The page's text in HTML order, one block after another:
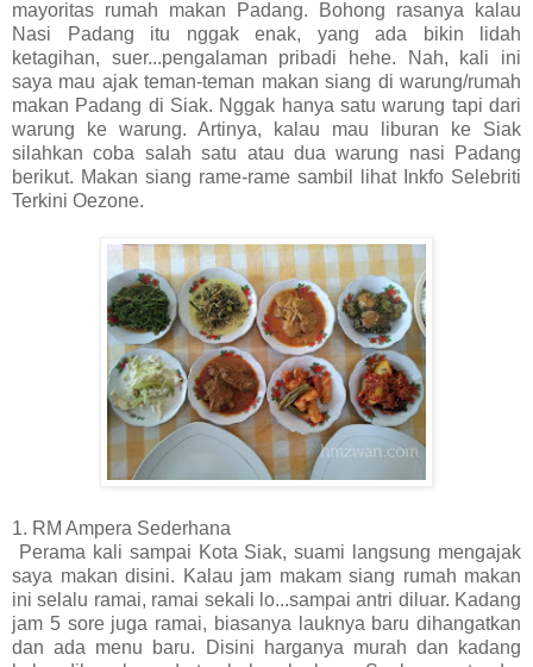
mayoritas rumah makan Padang. Bohong rasanya kalau
Nasi Padang itu nggak enak, yang ada bikin lidah
ketagihan, suer...pengalaman pribadi hehe. Nah, kali ini
saya mau ajak teman-teman makan siang di warung/rumah
makan Padang di Siak. Nggak hanya satu warung tapi dari
warung ke warung. Artinya, kalau mau liburan ke Siak
silahkan coba salah satu atau dua warung nasi Padang
berikut. Makan siang rame-rame sambil lihat Inkfo Selebriti
Terkini Oezone.
1. RM Ampera Sederhana
Perama kali sampai Kota Siak, suami langsung mengajak
saya makan disini. Kalau jam makam siang rumah makan
ini selalu ramai, ramai sekali lo...sampai antri diluar. Kadang
jam 5 sore juga ramai, biasanya lauknya baru dihangatkan
dan ada menu baru. Disini harganya murah dan kadang